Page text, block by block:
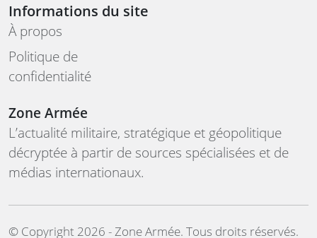
Informations du site
À propos
Politique de
confidentialité
Zone Armée
L’actualité militaire, stratégique et géopolitique
décryptée à partir de sources spécialisées et de
médias internationaux.
©️ Copyright 2026 - Zone Armée. Tous droits réservés.